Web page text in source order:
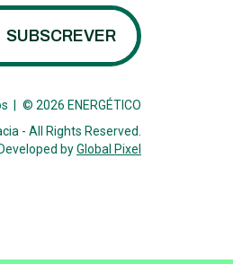
SUBSCREVER
© 2026 ENERGÉTICO
- All Rights Reserved.
Developed byGlobal Pixel